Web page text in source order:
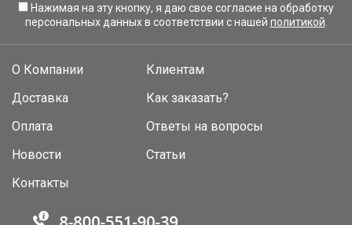
Нажимая на эту кнопку, я даю свое согласие на обработку
персональных данных в соответствии с нашей политикой
О Компании
Доставка
Оплата
Новости
Клиентам
Как заказать?
Ответы на вопросы
Статьи
Контакты